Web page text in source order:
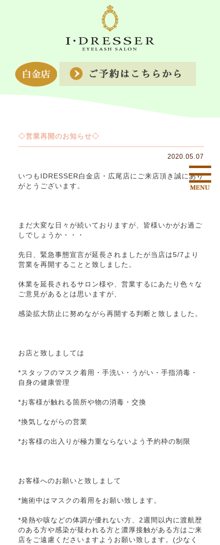
◇営業再開のお知らせ◇
2020.05.07
いつもIDRESSER白金店・広尾店にご来店頂き誠にあり
がとうございます。
まだ大変な日々が続いておりますが、皆様いかがお過ご
しでしょうか・・・
先日、緊急事態宣言が延長されましたが当店は5/7より
営業を再開することと致しました。
休業を延長されるサロン様や、営業するにあたり色々な
ご意見があるとは思いますが、
感染拡大防止に努めながら再開する判断と致しました。
お店と致しましては
*スタッフのマスク着用・手洗い・うがい・手指消毒・
自身の健康管理
*お客様が触れる箇所や物の消毒・交換
*換気しながらの営業
*お客様の出入りが極力重ならないよう予約枠の制限
お客様へのお願いと致しまして
*施術中はマスクの着用をお願い致します。
*発熱や咳などの体調が優れない方、2週間以内に渡航歴
のある方や感染が疑われる方と濃厚接触がある方はご来
店をご遠慮くださいますようお願い致します。(少なく